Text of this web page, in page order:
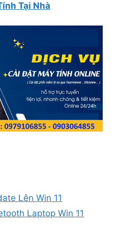
Tại Nhà
Lên Win 11
Laptop Win 11